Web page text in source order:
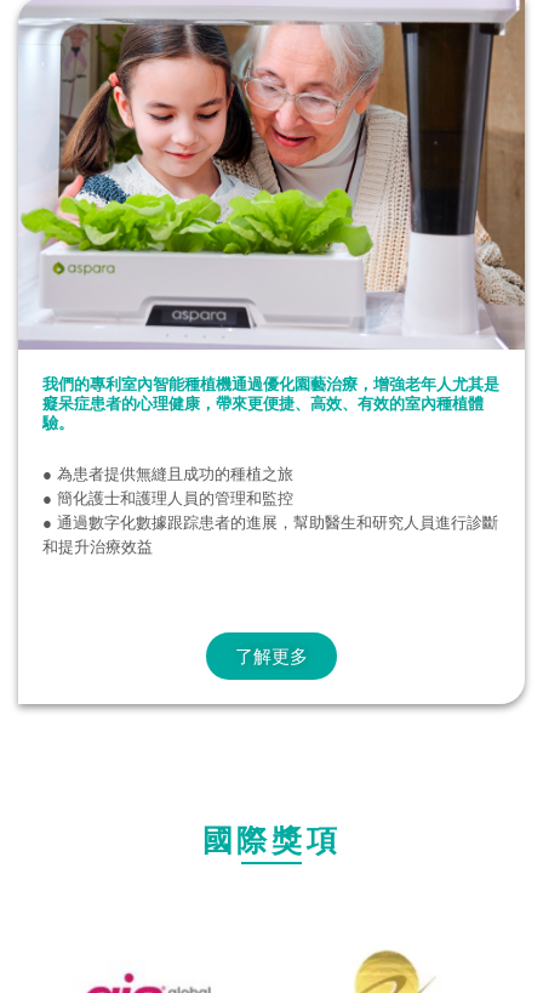
我們的專利室內智能種植機通過優化園藝治療，增強老年人尤其是
癡呆症患者的心理健康，帶來更便捷、高效、有效的室內種植體
驗。
● 為患者提供無縫且成功的種植之旅
● 簡化護士和護理人員的管理和監控
● 通過數字化數據跟踪患者的進展，幫助醫生和研究人員進行診斷
和提升治療效益
了解更多
國際獎項